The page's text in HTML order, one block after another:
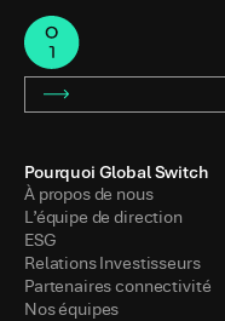
Pourquoi Global Switch
À propos de nous
L’équipe de direction
ESG
Relations Investisseurs
Partenaires connectivité
Nos équipes